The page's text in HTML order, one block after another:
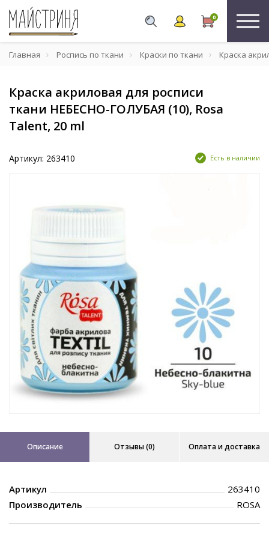
0
Главная Роспись по ткани Краски по ткани Краска
Краска акриловая для росписи
ткани НЕБЕСНО-ГОЛУБАЯ (10), Rosa
Talent, 20 ml
Артикул: 263410 Есть в наличии
Описание Отзывы (0) Оплата и доставка
Артикул
263410
Производитель
ROSA